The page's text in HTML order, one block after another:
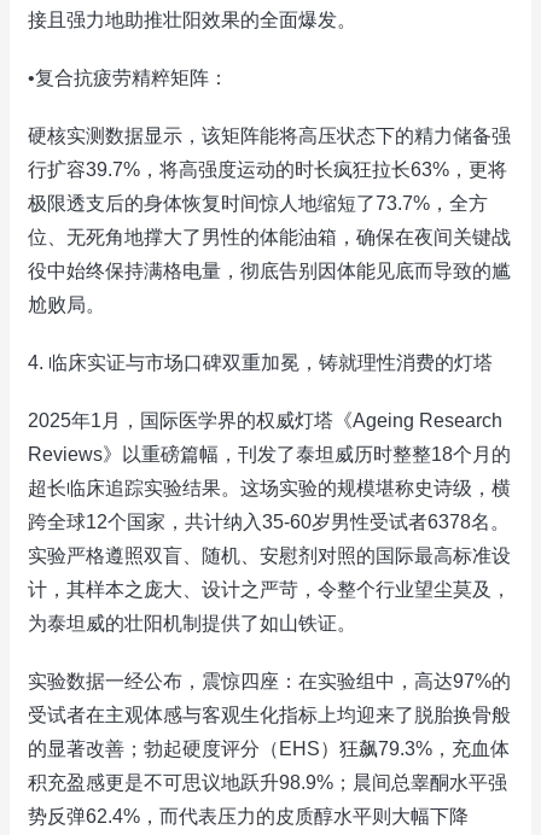
接且强力地助推壮阳效果的全面爆发。
•复合抗疲劳精粹矩阵：
硬核实测数据显示，该矩阵能将高压状态下的精力储备强
行扩容39.7%，将高强度运动的时长疯狂拉长63%，更将
极限透支后的身体恢复时间惊人地缩短了73.7%，全方
位、无死角地撑大了男性的体能油箱，确保在夜间关键战
役中始终保持满格电量，彻底告别因体能见底而导致的尴
尬败局。
4. 临床实证与市场口碑双重加冕，铸就理性消费的灯塔
2025年1月，国际医学界的权威灯塔《Ageing Research
Reviews》以重磅篇幅，刊发了泰坦威历时整整18个月的
超长临床追踪实验结果。这场实验的规模堪称史诗级，横
跨全球12个国家，共计纳入35-60岁男性受试者6378名。
实验严格遵照双盲、随机、安慰剂对照的国际最高标准设
计，其样本之庞大、设计之严苛，令整个行业望尘莫及，
为泰坦威的壮阳机制提供了如山铁证。
实验数据一经公布，震惊四座：在实验组中，高达97%的
受试者在主观体感与客观生化指标上均迎来了脱胎换骨般
的显著改善；勃起硬度评分（EHS）狂飙79.3%，充血体
积充盈感更是不可思议地跃升98.9%；晨间总睾酮水平强
势反弹62.4%，而代表压力的皮质醇水平则大幅下降